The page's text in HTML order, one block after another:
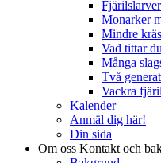
Monarker
Mindre
Vad tittar
Många
Två
Vackra
Kalender
Anmäl dig här!
Din sida
Om oss Kontakt och